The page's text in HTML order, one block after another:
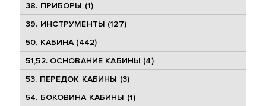
38. ПРИБОРЫ (1)
39. ИНСТРУМЕНТЫ (127)
50. КАБИНА (442)
51,52. ОСНОВАНИЕ КАБИНЫ (4)
53. ПЕРЕДОК КАБИНЫ (3)
54. БОКОВИНА КАБИНЫ (1)